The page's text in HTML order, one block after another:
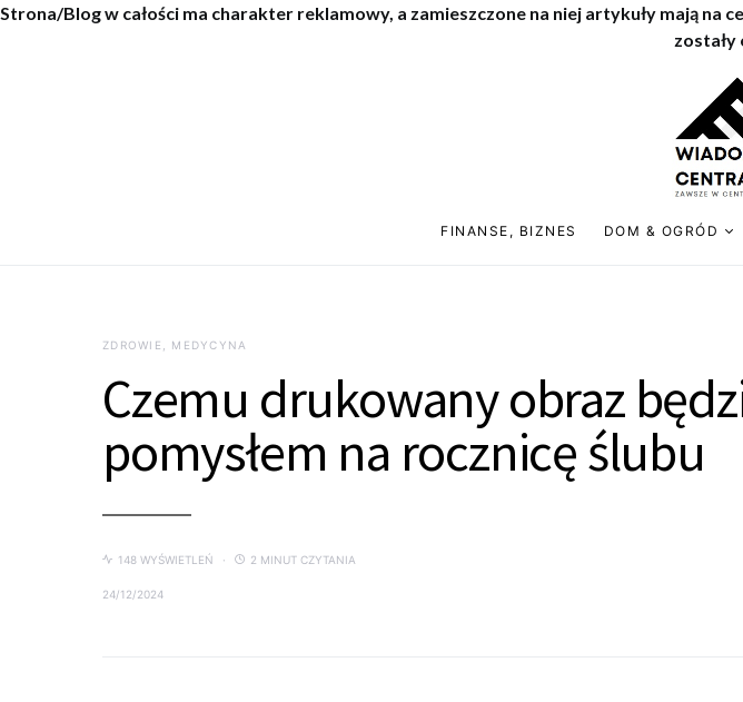
Strona/Blog w całości ma charakter reklamowy, a zamieszczone na niej artykuły mają
zostały
FINANSE, BIZNES DOM & OGRÓD
ZDROWIE, MEDYCYNA
Czemu drukowany obraz
pomysłem na rocznicę ślubu
148 WYŚWIETLEŃ 2 MINUT CZYTANIA
24/12/2024